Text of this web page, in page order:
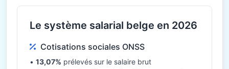
Le système salarial belge en 2026
Cotisations sociales ONSS
• 13,07% prélevés sur le salaire brut